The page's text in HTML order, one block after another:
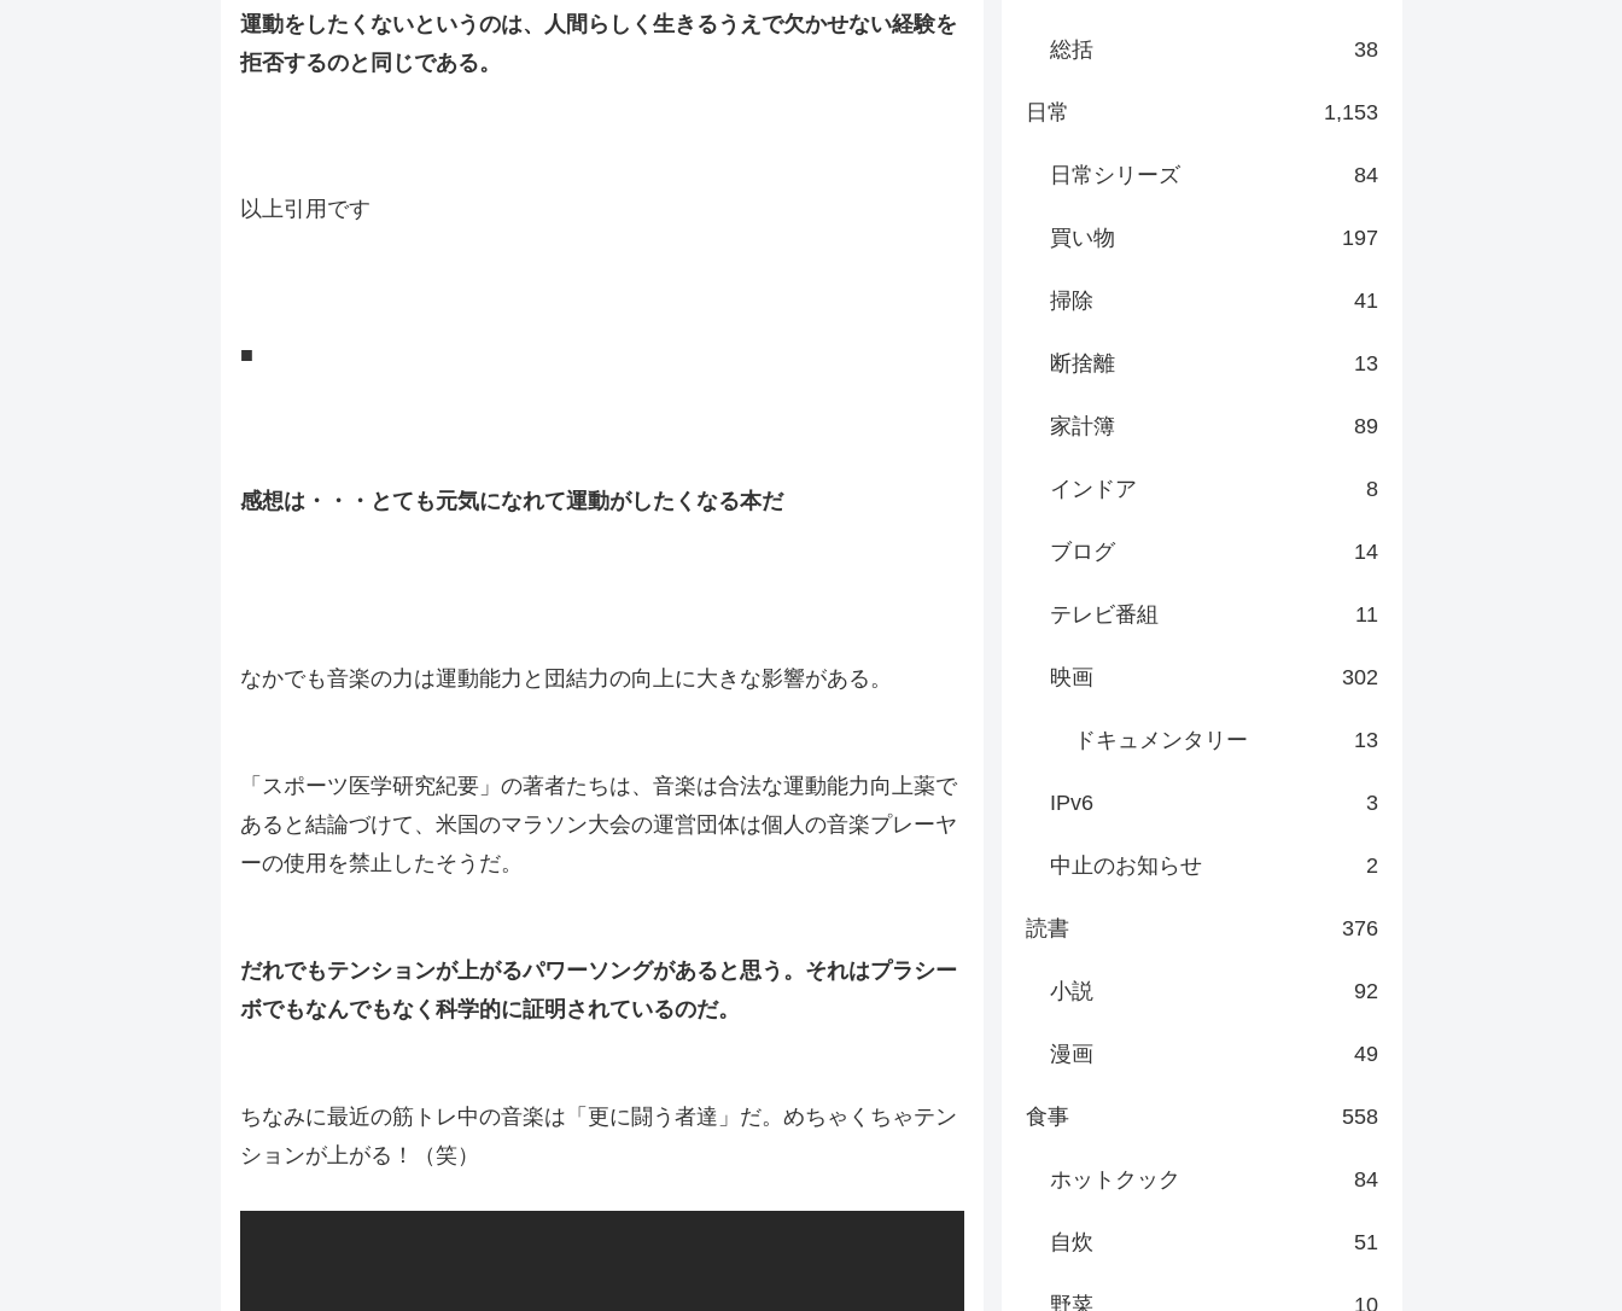
運動をしたくないというのは、人間らしく生きるうえで欠かせない経験を
拒否するのと同じである。
以上引用です
■
感想は・・・とても元気になれて運動がしたくなる本だ
なかでも音楽の力は運動能力と団結力の向上に大きな影響がある。
「スポーツ医学研究紀要」の著者たちは、音楽は合法な運動能力向上薬で
あると結論づけて、米国のマラソン大会の運営団体は個人の音楽プレーヤ
ーの使用を禁止したそうだ。
だれでもテンションが上がるパワーソングがあると思う。それはプラシー
ボでもなんでもなく科学的に証明されているのだ。
ちなみに最近の筋トレ中の音楽は「更に闘う者達」だ。めちゃくちゃテン
ションが上がる！（笑）
総括 38
日常 1,153
日常シリーズ 84
買い物 197
掃除 41
断捨離 13
家計簿 89
インドア 8
ブログ 14
テレビ番組 11
映画 302
ドキュメンタリー 13
IPv6 3
中止のお知らせ 2
読書 376
小説 92
漫画 49
食事 558
ホットクック 84
自炊 51
野菜 10